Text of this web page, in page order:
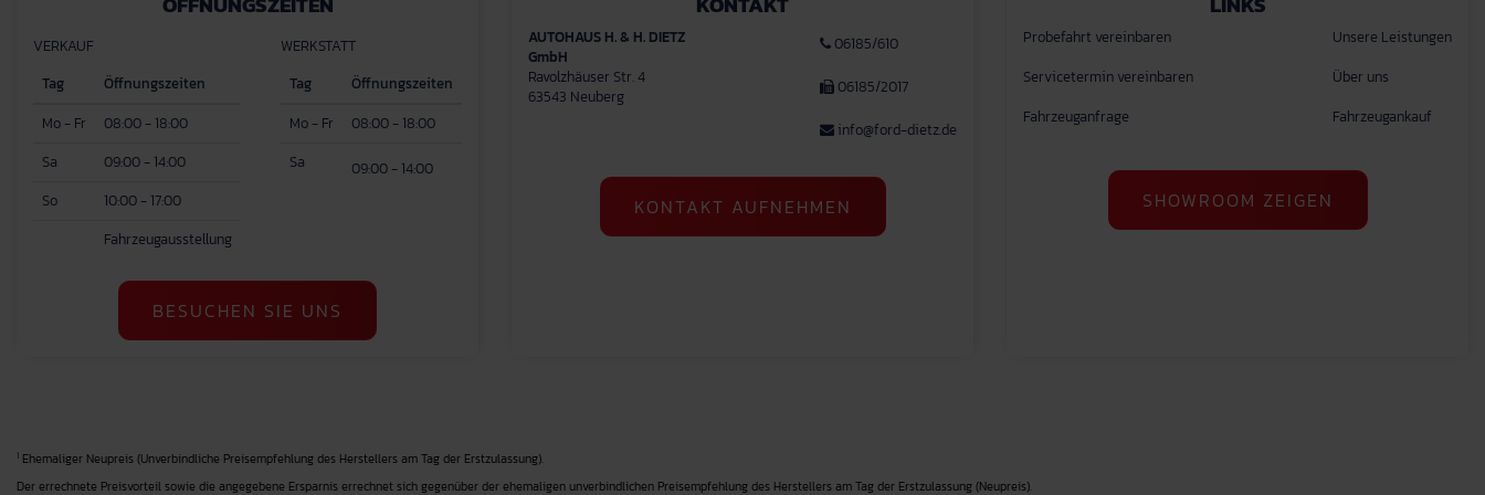
VERKAUF
Tag
Öffnungszeiten
Mo - Fr
08:00 - 18:00
Sa
09:00 - 14:00
So
10:00 - 17:00
Fahrzeugausstellung
WERKSTATT
Tag
Öffnungszeiten
Mo - Fr
08:00 - 18:00
Sa
09:00 - 14:00
BESUCHEN SIE UNS
AUTOHAUS H. & H. DIETZ
GmbH
Ravolzhäuser Str. 4
63543 Neuberg
06185/610
06185/2017
info@ford-dietz.de
KONTAKT AUFNEHMEN
Probefahrt vereinbaren
Servicetermin vereinbaren
Fahrzeuganfrage
Unsere Leistungen
Über uns
Fahrzeugankauf
SHOWROOM ZEIGEN
1 Ehemaliger Neupreis (Unverbindliche Preisempfehlung des Herstellers am Tag der Erstzulassung).
Der errechnete Preisvorteil sowie die angegebene Ersparnis errechnet sich gegenüber der ehemaligen unverbindlichen Preisempfehlung des Herstellers am Tag der Erstzulassung (Neupreis).